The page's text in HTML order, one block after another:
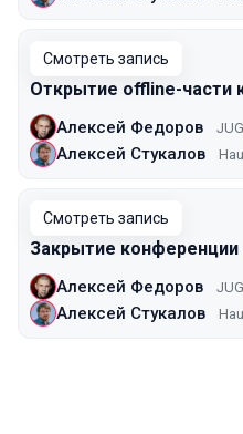
Смотреть запись
Открытие offline-части
Алексей Федоров
Алексей Стукалов
Смотреть запись
Закрытие конференции
Алексей Федоров
Алексей Стукалов